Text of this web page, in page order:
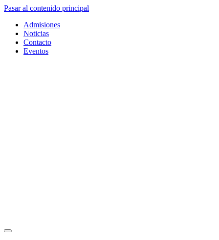
Pasar al contenido principal
Admisiones
Noticias
Contacto
Eventos